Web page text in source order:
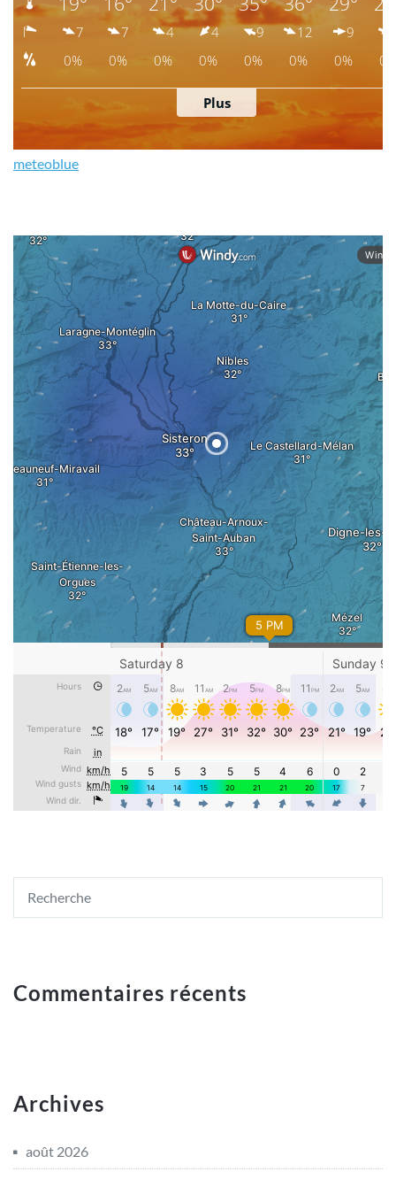
meteoblue
Commentaires récents
Archives
août 2026